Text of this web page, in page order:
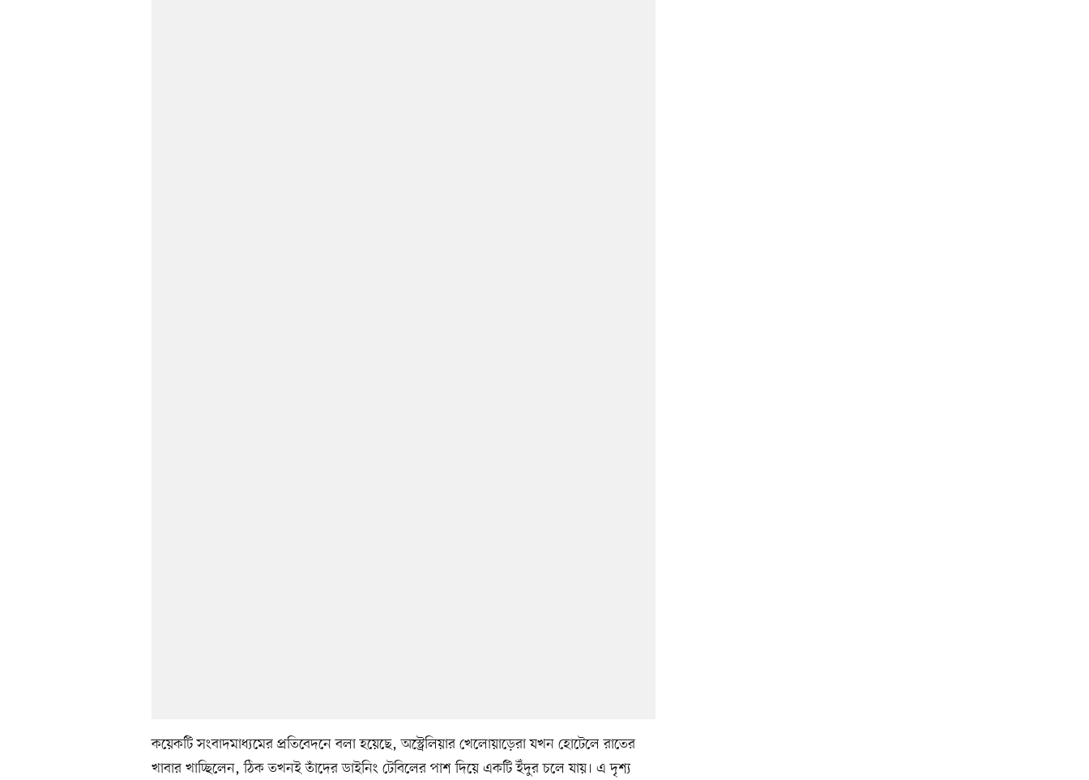
কয়েকটি সংবাদমাধ্যমের প্রতিবেদনে বলা হয়েছে, অস্ট্রেলিয়ার খেলোয়াড়েরা যখন হোটেলে রাতের
খাবার খাচ্ছিলেন, ঠিক তখনই তাঁদের ডাইনিং টেবিলের পাশ দিয়ে একটি ইঁদুর চলে যায়। এ দৃশ্য